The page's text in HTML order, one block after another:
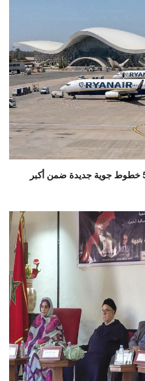
أكادير تعزز جاذبيتها السياحية بـ 5 خطوط جوية جديدة ضمن أكبر